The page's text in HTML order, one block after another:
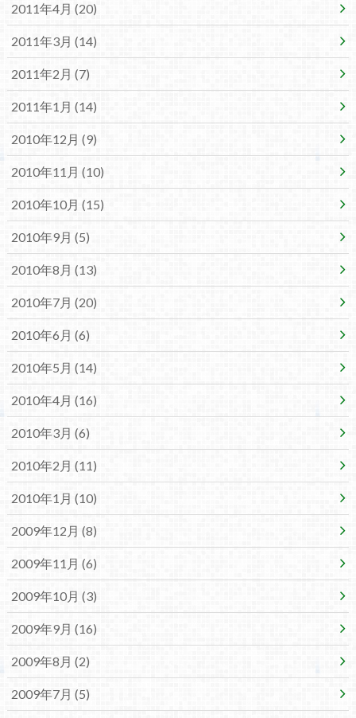
2011年4月 (20)
2011年3月 (14)
2011年2月 (7)
2011年1月 (14)
2010年12月 (9)
2010年11月 (10)
2010年10月 (15)
2010年9月 (5)
2010年8月 (13)
2010年7月 (20)
2010年6月 (6)
2010年5月 (14)
2010年4月 (16)
2010年3月 (6)
2010年2月 (11)
2010年1月 (10)
2009年12月 (8)
2009年11月 (6)
2009年10月 (3)
2009年9月 (16)
2009年8月 (2)
2009年7月 (5)